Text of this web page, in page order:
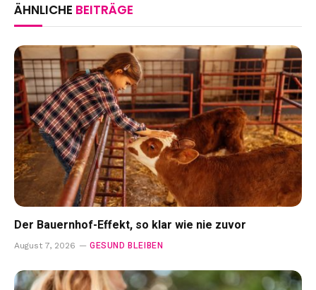
ÄHNLICHE BEITRÄGE
Der Bauernhof-Effekt, so klar wie nie zuvor
August 7, 2026 GESUND BLEIBEN